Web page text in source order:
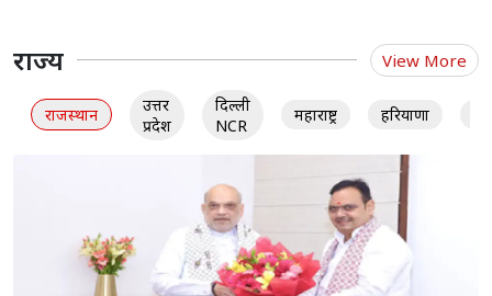
राज्य View More
राजस्थान
उत्तर
प्रदेश
दिल्ली
NCR
महाराष्ट्र हरियाणा